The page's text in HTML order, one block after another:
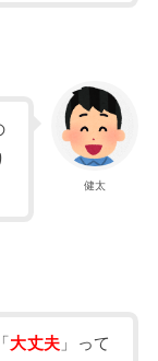
健太
大丈夫 」って